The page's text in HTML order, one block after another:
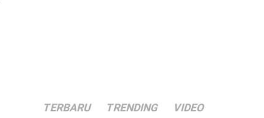
TERBARU TRENDING VIDEO